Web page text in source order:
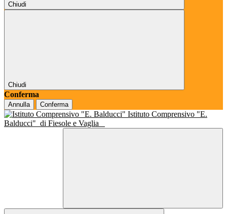
Chiudi
Chiudi
Conferma
Annulla Conferma
Istituto Comprensivo "E.
Balducci" di Fiesole e Vaglia